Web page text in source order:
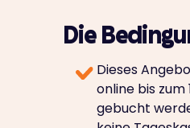
Die
Dieses
online bis zum
gebucht